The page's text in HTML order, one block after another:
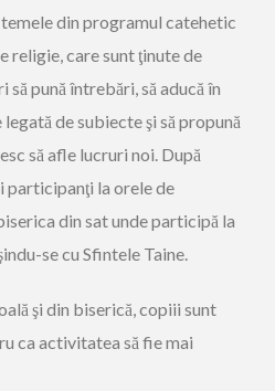
din programul catehetic
religie, care sunt ţinute de
pună întrebări, să aducă în
de subiecte şi să propună
să afle lucruri noi. După
participanţi la orele de
din sat unde participă la
se cu Sfintele Taine.
şi din biserică, copiii sunt
ca activitatea să fie mai